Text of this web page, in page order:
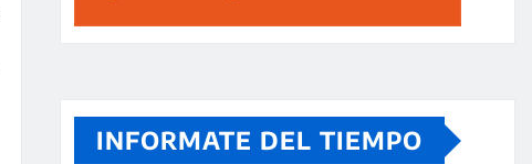
INFORMATE DEL TIEMPO